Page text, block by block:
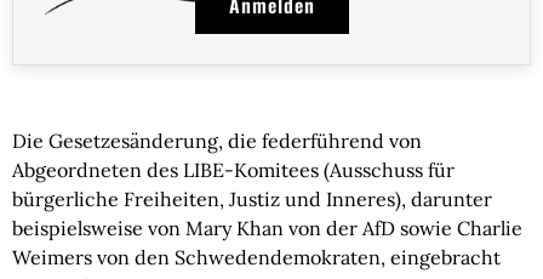
Die Gesetzesänderung, die federführend von
Abgeordneten des LIBE-Komitees (Ausschuss für
bürgerliche Freiheiten, Justiz und Inneres), darunter
beispielsweise von Mary Khan von der AfD sowie Charlie
Weimers von den Schwedendemokraten, eingebracht